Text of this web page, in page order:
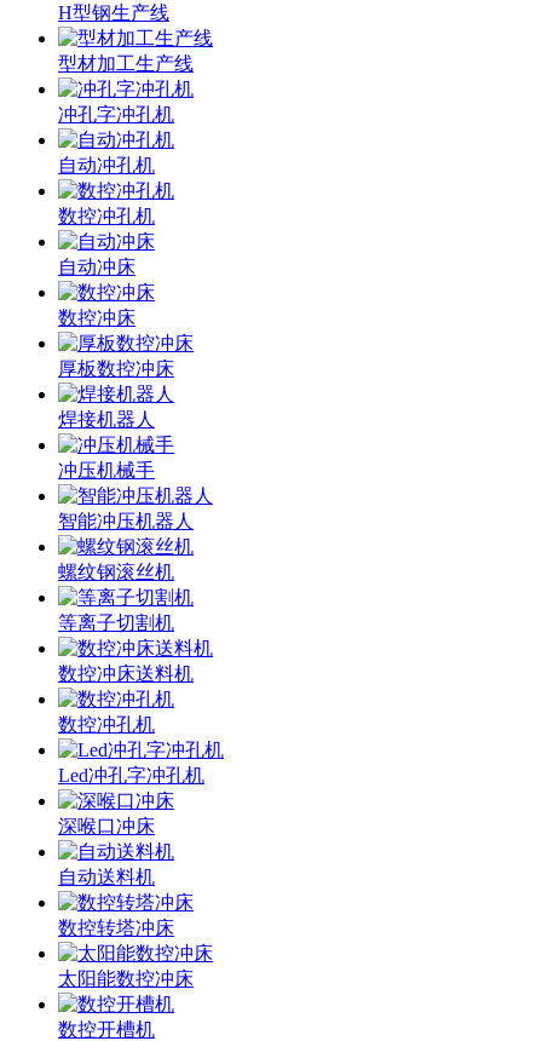
H型钢生产线
型材加工生产线
冲孔字冲孔机
自动冲孔机
数控冲孔机
自动冲床
数控冲床
厚板数控冲床
焊接机器人
冲压机械手
智能冲压机器人
螺纹钢滚丝机
等离子切割机
数控冲床送料机
数控冲孔机
Led冲孔字冲孔机
深喉口冲床
自动送料机
数控转塔冲床
太阳能数控冲床
数控开槽机